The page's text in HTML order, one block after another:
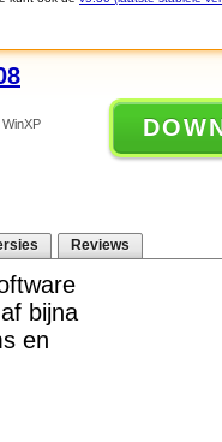
Reviews
bijna
en